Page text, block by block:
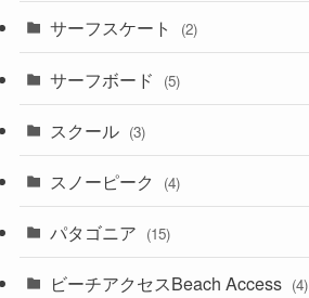
サーフスケート (2)
サーフボード (5)
スクール (3)
スノーピーク (4)
パタゴニア (15)
ビーチアクセスBeach Access (4)